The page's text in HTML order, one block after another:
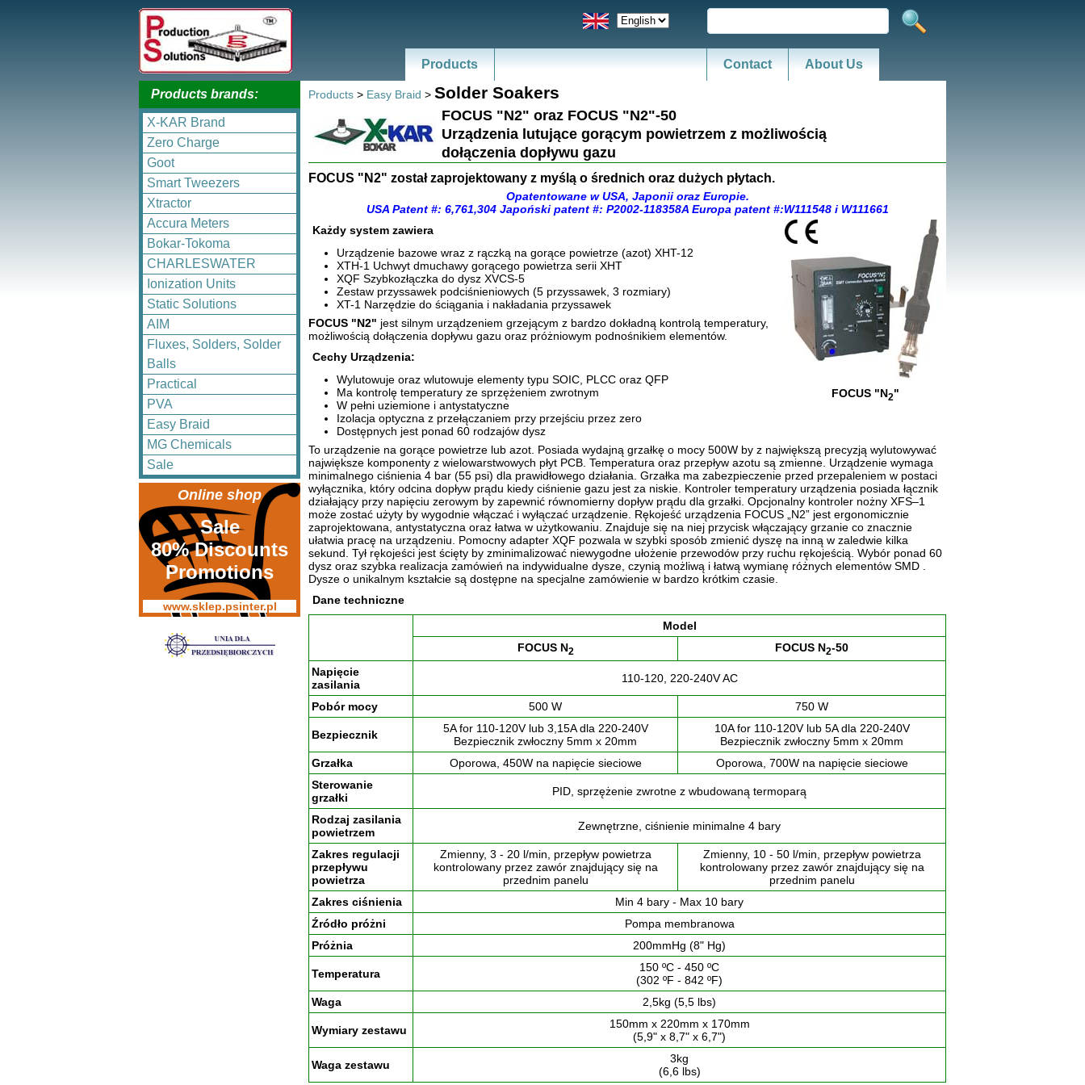
Products Contact About Us
Products brands:
X-KAR Brand
Zero Charge
Goot
Smart Tweezers
Xtractor
Accura Meters
Bokar-Tokoma
CHARLESWATER
Ionization Units
Static Solutions
AIM
Fluxes, Solders, Solder
Balls
Practical
PVA
Easy Braid
MG Chemicals
Sale
Online shop
Sale
80% Discounts
Promotions
www.sklep.psinter.pl
Products > Easy Braid > Solder Soakers
FOCUS "N2" oraz FOCUS "N2"-50
Urządzenia lutujące gorącym powietrzem z możliwością
dołączenia dopływu gazu
FOCUS "N2" został zaprojektowany z myślą o średnich oraz dużych płytach.
Opatentowane w USA, Japonii oraz Europie.
USA Patent #: 6,761,304 Japoński patent #: P2002-118358A Europa patent #:W111548 i W111661
FOCUS "N2"
Każdy system zawiera
Urządzenie bazowe wraz z rączką na gorące powietrze (azot) XHT-12
XTH-1 Uchwyt dmuchawy gorącego powietrza serii XHT
XQF Szybkozłączka do dysz XVCS-5
Zestaw przyssawek podciśnieniowych (5 przyssawek, 3 rozmiary)
XT-1 Narzędzie do ściągania i nakładania przyssawek
FOCUS "N2" jest silnym urządzeniem grzejącym z bardzo dokładną kontrolą temperatury,
możliwością dołączenia dopływu gazu oraz próżniowym podnośnikiem elementów.
Cechy Urządzenia:
Wylutowuje oraz wlutowuje elementy typu SOIC, PLCC oraz QFP
Ma kontrolę temperatury ze sprzężeniem zwrotnym
W pełni uziemione i antystatyczne
Izolacja optyczna z przełączaniem przy przejściu przez zero
Dostępnych jest ponad 60 rodzajów dysz
To urządzenie na gorące powietrze lub azot. Posiada wydajną grzałkę o mocy 500W by z największą precyzją wylutowywać
największe komponenty z wielowarstwowych płyt PCB. Temperatura oraz przepływ azotu są zmienne. Urządzenie wymaga
minimalnego ciśnienia 4 bar (55 psi) dla prawidłowego działania. Grzałka ma zabezpieczenie przed przepaleniem w postaci
wyłącznika, który odcina dopływ prądu kiedy ciśnienie gazu jest za niskie. Kontroler temperatury urządzenia posiada łącznik
działający przy napięciu zerowym by zapewnić równomierny dopływ prądu dla grzałki. Opcjonalny kontroler nożny XFS–1
może zostać użyty by wygodnie włączać i wyłączać urządzenie. Rękojeść urządzenia FOCUS „N2” jest ergonomicznie
zaprojektowana, antystatyczna oraz łatwa w użytkowaniu. Znajduje się na niej przycisk włączający grzanie co znacznie
ułatwia pracę na urządzeniu. Pomocny adapter XQF pozwala w szybki sposób zmienić dyszę na inną w zaledwie kilka
sekund. Tył rękojeści jest ścięty by zminimalizować niewygodne ułożenie przewodów przy ruchu rękojeścią. Wybór ponad 60
dysz oraz szybka realizacja zamówień na indywidualne dysze, czynią możliwą i łatwą wymianę różnych elementów SMD .
Dysze o unikalnym kształcie są dostępne na specjalne zamówienie w bardzo krótkim czasie.
Dane techniczne
Model
FOCUS N2 FOCUS N2-50
Napięcie
zasilania
110-120, 220-240V AC
Pobór mocy 500 W 750 W
Bezpiecznik
5A for 110-120V lub 3,15A dla 220-240V
Bezpiecznik zwłoczny 5mm x 20mm
10A for 110-120V lub 5A dla 220-240V
Bezpiecznik zwłoczny 5mm x 20mm
Grzałka
Oporowa, 450W na napięcie sieciowe
Oporowa, 700W na napięcie sieciowe
Sterowanie
grzałki
PID, sprzężenie zwrotne z wbudowaną termoparą
Rodzaj zasilania
powietrzem
Zewnętrzne, ciśnienie minimalne 4 bary
Zakres regulacji
przepływu
powietrza
Zmienny, 3 - 20 l/min, przepływ powietrza
kontrolowany przez zawór znajdujący się na
przednim panelu
Zmienny, 10 - 50 l/min, przepływ powietrza
kontrolowany przez zawór znajdujący się na
przednim panelu
Zakres ciśnienia
Min 4 bary - Max 10 bary
Źródło próżni
Pompa membranowa
Próżnia
200mmHg (8" Hg)
Temperatura
150 ºC - 450 ºC
(302 ºF - 842 ºF)
Waga
2,5kg (5,5 lbs)
Wymiary zestawu
150mm x 220mm x 170mm
(5,9" x 8,7" x 6,7")
Waga zestawu
3kg
(6,6 lbs)